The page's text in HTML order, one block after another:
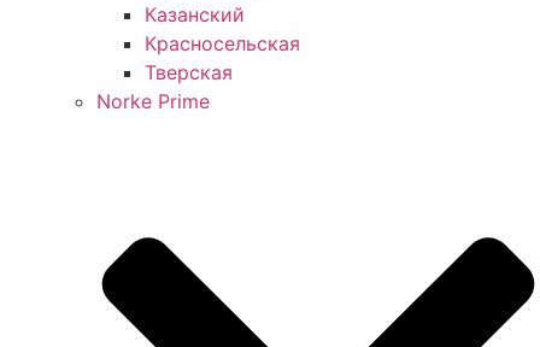
Казанский
Красносельская
Тверская
Norke Prime